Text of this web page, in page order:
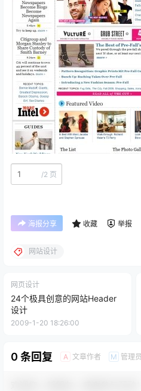
/2 页
海报分享 收藏 举报
网站设计
网页设计
24个极具创意的网站Header
设计
2009-1-20 18:26:00
0 条回复 A 文章作者 M 管理员